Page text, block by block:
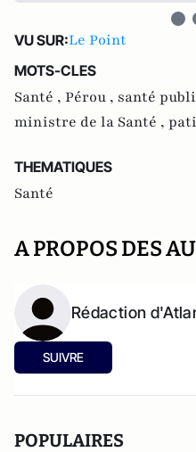
VU SUR:Le Point
MOTS-CLES
Santé , Pérou , santé
ministre de la Santé ,
THEMATIQUES
Santé
A PROPOS DES
Rédaction
SUIVRE
POPULAIRES